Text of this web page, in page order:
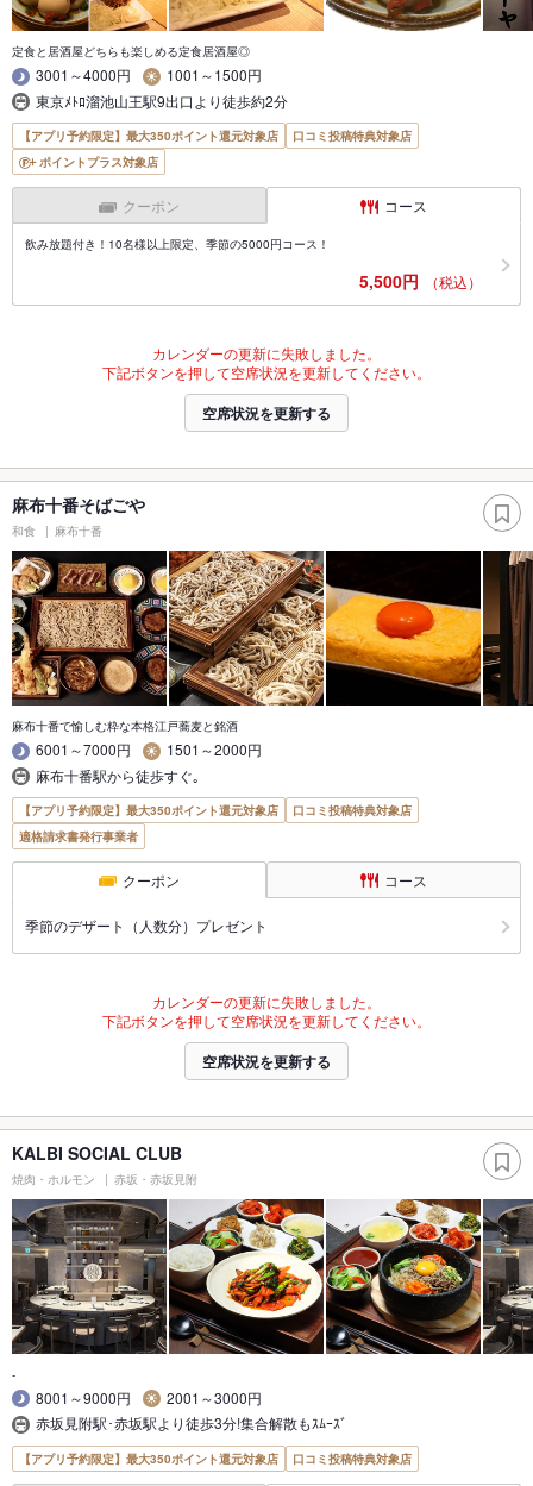
定食と居酒屋どちらも楽しめる定食居酒屋◎
3001～4000円
1001～1500円
東京ﾒﾄﾛ溜池山王駅9出口より徒歩約2分
【アプリ予約限定】最大350ポイント還元対象店
口コミ投稿特典対象店
ポイントプラス対象店
クーポン コース
飲み放題付き！10名様以上限定、季節の5000円コース！
5,500円 （税込）
カレンダーの更新に失敗しました。
下記ボタンを押して空席状況を更新してください。
空席状況を更新する
麻布十番そばごや
和食 麻布十番
麻布十番で愉しむ粋な本格江戸蕎麦と銘酒
6001～7000円
1501～2000円
麻布十番駅から徒歩すぐ｡
【アプリ予約限定】最大350ポイント還元対象店
口コミ投稿特典対象店
適格請求書発行事業者
クーポン コース
季節のデザート（人数分）プレゼント
カレンダーの更新に失敗しました。
下記ボタンを押して空席状況を更新してください。
空席状況を更新する
KALBI SOCIAL CLUB
焼肉・ホルモン 赤坂・赤坂見附
-
8001～9000円
2001～3000円
赤坂見附駅･赤坂駅より徒歩3分!集合解散もｽﾑｰｽﾞ
【アプリ予約限定】最大350ポイント還元対象店 口コミ投稿特典対象店